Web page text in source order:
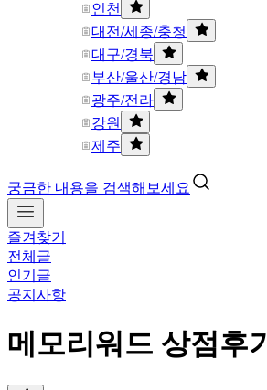
인천
대전/세종/충청
대구/경북
부산/울산/경남
광주/전라
강원
제주
궁금한 내용을 검색해보세요
즐겨찾기
전체글
인기글
공지사항
메모리워드 상점후